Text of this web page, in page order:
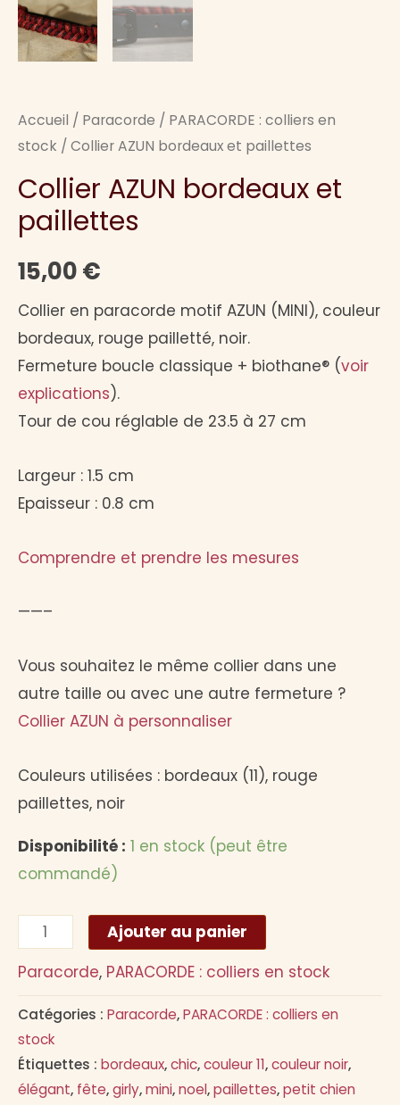
Accueil / Paracorde / PARACORDE : colliers en
stock / Collier AZUN bordeaux et paillettes
Collier AZUN bordeaux et
paillettes
15,00€
Collier en paracorde motif AZUN (MINI), couleur
bordeaux, rouge pailletté, noir.
Fermeture boucle classique + biothane® (voir
explications).
Tour de cou réglable de 23.5 à 27 cm
Largeur : 1.5 cm
Epaisseur : 0.8 cm
Comprendre et prendre les mesures
——–
Vous souhaitez le même collier dans une
autre taille ou avec une autre fermeture ?
Collier AZUN à personnaliser
Couleurs utilisées : bordeaux (11), rouge
paillettes, noir
Disponibilité : 1 en stock (peut être
commandé)
quantité
de
Collier
AZUN
bordeaux
et
paillettes
Ajouter au panier
Paracorde, PARACORDE : colliers en stock
Catégories : Paracorde,PARACORDE : colliers en
stock
Étiquettes : bordeaux,chic,couleur 11,couleur noir,
élégant, fête,girly,mini,noel,paillettes,petit chien